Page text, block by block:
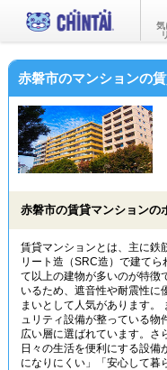
気
赤磐市のマンションの
赤磐市の賃貸マンションの
賃貸マンションとは、主に鉄
リート造（SRC造）で建て
て以上の建物が多いのが特徴
いるため、遮音性や耐震性に
まいとして人気があります。
ュリティ設備が整っている物
広い層に選ばれています。さ
日々の生活を便利にする設備
になりにくい」「安心して暮